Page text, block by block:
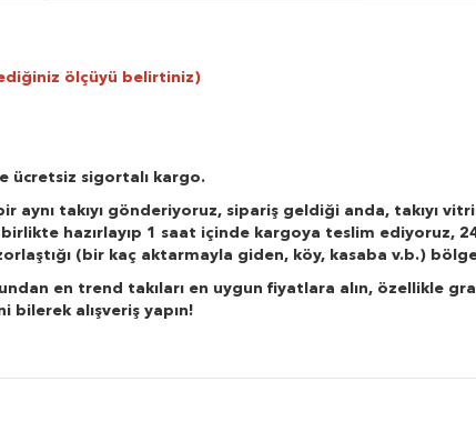
ölçüyü belirtiniz)
ücretsiz sigortalı kargo.
aynı takıyı gönderiyoruz, sipariş geldiği anda, takıyı
hazırlayıp 1 saat içinde kargoya teslim ediyoruz,
(bir kaç aktarmayla giden, köy, kasaba v.b.)
en trend takıları en uygun fiyatlara alın, özellikle
bilerek alışveriş yapın!